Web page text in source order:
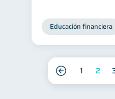
Educación financiera
1 2